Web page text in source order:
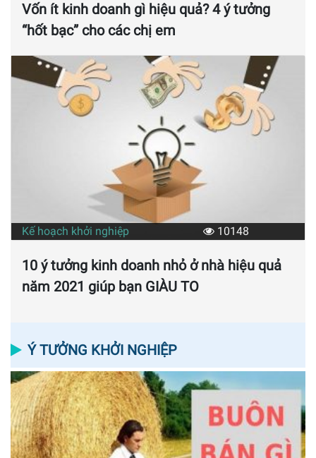
Vốn ít kinh doanh gì hiệu quả? 4 ý tưởng
“hốt bạc” cho các chị em
Kế hoạch khởi nghiệp 10148
10 ý tưởng kinh doanh nhỏ ở nhà hiệu quả
năm 2021 giúp bạn GIÀU TO
Ý TƯỞNG KHỞI NGHIỆP